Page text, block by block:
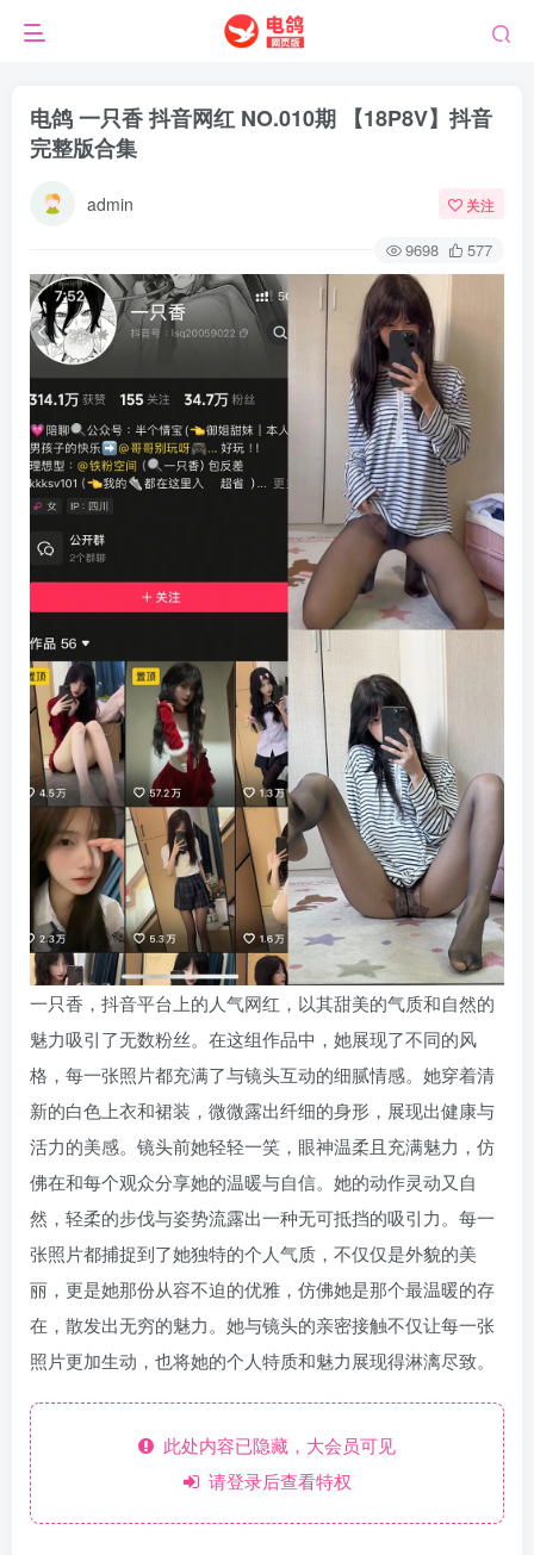
电鸽 一只香 抖音网红 NO.010期 【18P8V】抖音
完整版合集
admin 关注
9698 577
一只香，抖音平台上的人气网红，以其甜美的气质和自然的
魅力吸引了无数粉丝。在这组作品中，她展现了不同的风
格，每一张照片都充满了与镜头互动的细腻情感。她穿着清
新的白色上衣和裙装，微微露出纤细的身形，展现出健康与
活力的美感。镜头前她轻轻一笑，眼神温柔且充满魅力，仿
佛在和每个观众分享她的温暖与自信。她的动作灵动又自
然，轻柔的步伐与姿势流露出一种无可抵挡的吸引力。每一
张照片都捕捉到了她独特的个人气质，不仅仅是外貌的美
丽，更是她那份从容不迫的优雅，仿佛她是那个最温暖的存
在，散发出无穷的魅力。她与镜头的亲密接触不仅让每一张
照片更加生动，也将她的个人特质和魅力展现得淋漓尽致。
此处内容已隐藏，大会员可见
请登录后查看特权